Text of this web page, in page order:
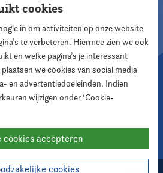
cookies
in om activiteiten op onze website
te verbeteren. Hiermee zien we ook
en welke pagina’s je interessant
we cookies van social media
en advertentiedoeleinden. Indien
wijzigen onder ‘Cookie-
accepteren
cookies